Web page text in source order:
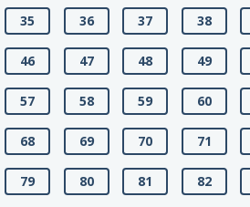
35 36 37 38
46 47 48 49
57 58 59 60
68 69 70 71
79 80 81 82